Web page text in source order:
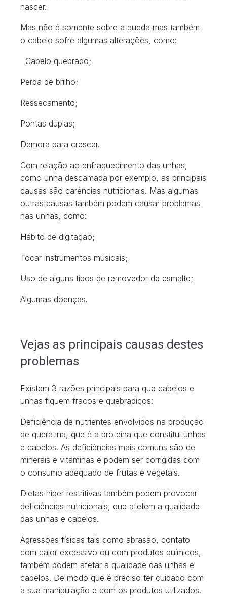
nascer.
Mas não é somente sobre a queda mas também
o cabelo sofre algumas alterações, como:
Cabelo quebrado;
Perda de brilho;
Ressecamento;
Pontas duplas;
Demora para crescer.
Com relação ao enfraquecimento das unhas,
como unha descamada por exemplo, as principais
causas são carências nutricionais. Mas algumas
outras causas também podem causar problemas
nas unhas, como:
Hábito de digitação;
Tocar instrumentos musicais;
Uso de alguns tipos de removedor de esmalte;
Algumas doenças.
Vejas as principais causas destes
problemas
Existem 3 razões principais para que cabelos e
unhas fiquem fracos e quebradiços:
Deficiência de nutrientes envolvidos na produção
de queratina, que é a proteína que constitui unhas
e cabelos. As deficiências mais comuns são de
minerais e vitaminas e podem ser corrigidas com
o consumo adequado de frutas e vegetais.
Dietas hiper restritivas também podem provocar
deficiências nutricionais, que afetem a qualidade
das unhas e cabelos.
Agressões físicas tais como abrasão, contato
com calor excessivo ou com produtos químicos,
também podem afetar a qualidade das unhas e
cabelos. De modo que é preciso ter cuidado com
a sua manipulação e com os produtos utilizados.